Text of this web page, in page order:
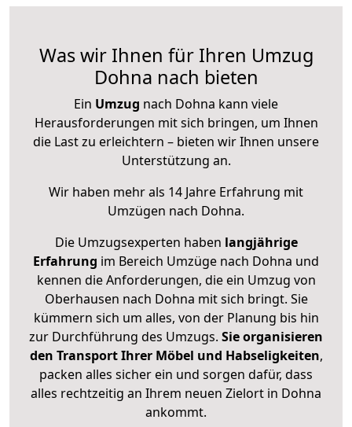
Was wir Ihnen für Ihren Umzug
Dohna nach bieten
Ein Umzug nach Dohna kann viele
Herausforderungen mit sich bringen, um Ihnen
die Last zu erleichtern – bieten wir Ihnen unsere
Unterstützung an.
Wir haben mehr als 14 Jahre Erfahrung mit
Umzügen nach Dohna.
Die Umzugsexperten haben langjährige
Erfahrung im Bereich Umzüge nach Dohna und
kennen die Anforderungen, die ein Umzug von
Oberhausen nach Dohna mit sich bringt. Sie
kümmern sich um alles, von der Planung bis hin
zur Durchführung des Umzugs. Sie organisieren
den Transport Ihrer Möbel und Habseligkeiten,
packen alles sicher ein und sorgen dafür, dass
alles rechtzeitig an Ihrem neuen Zielort in Dohna
ankommt.